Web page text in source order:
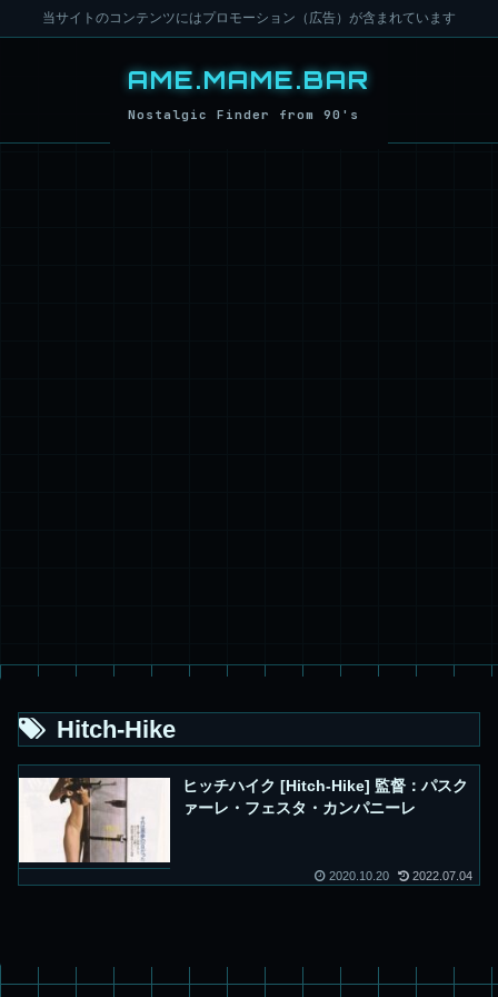
当サイトのコンテンツにはプロモーション（広告）が含まれています
Hitch-Hike
ヒッチハイク [Hitch-Hike] 監督：パスク
ァーレ・フェスタ・カンパニーレ
2020.10.20 2022.07.04